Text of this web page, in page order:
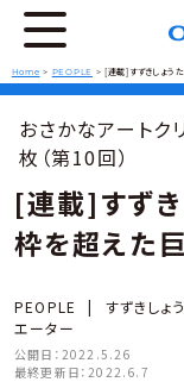
Home > PEOPLE > [連載]すずきしょう
おさかなアートク
枚（第10回）
[連載]すずき
枠を超えた
PEOPLE | すずきしょ
エーター
公開日： 2022.5.26
最終更新日： 2022.6.7